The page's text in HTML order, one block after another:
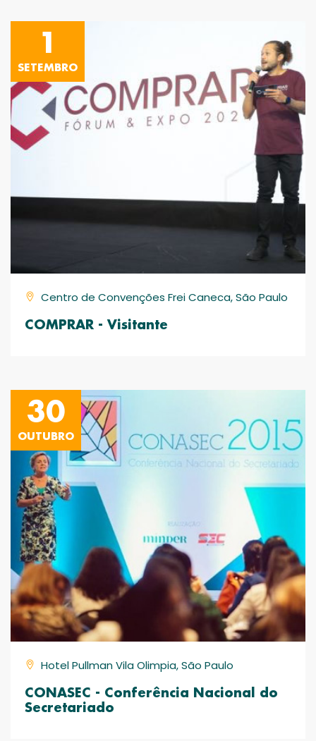
1
SETEMBRO
Centro de Convenções Frei Caneca, São Paulo
COMPRAR - Visitante
30
OUTUBRO
Hotel Pullman Vila Olimpia, São Paulo
CONASEC - Conferência Nacional do
Secretariado